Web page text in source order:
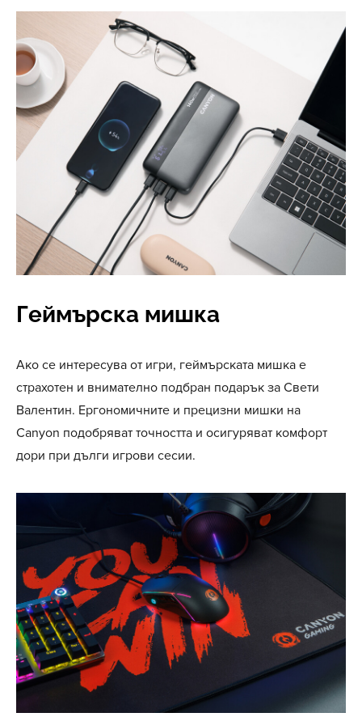
Геймърска мишка
Ако се интересува от игри, геймърската мишка е
страхотен и внимателно подбран подарък за Свети
Валентин. Ергономичните и прецизни мишки на
Canyon подобряват точността и осигуряват комфорт
дори при дълги игрови сесии.